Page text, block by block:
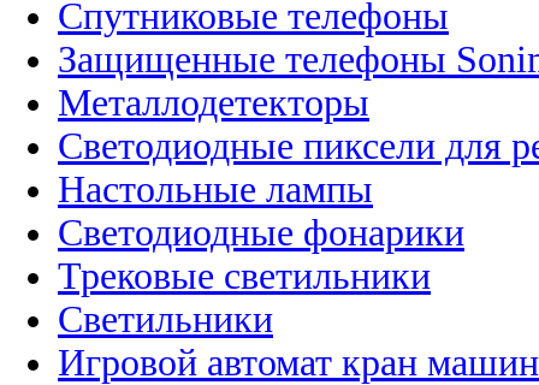
Спутниковые телефоны
Защищенные телефоны
Металлодетекторы
Светодиодные пиксели для
Настольные лампы
Светодиодные фонарики
Трековые светильники
Светильники
Игровой автомат кран